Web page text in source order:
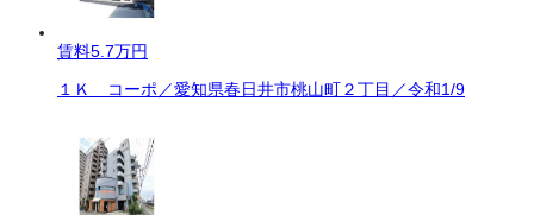
賃料5.7万円
１Ｋ コーポ／愛知県春日井市桃山町２丁目／令和1/9